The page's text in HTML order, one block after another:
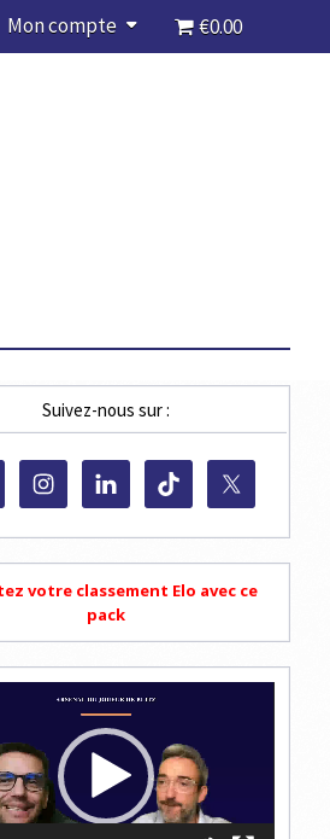
Mon compte €0.00
Suivez-nous sur :
votre classement Elo avec ce
pack